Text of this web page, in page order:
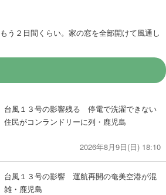
う２日間くらい。家の窓を全部開けて風通し
台風１３号の影響残る 停電で洗濯できない
住民がコンランドリーに列・鹿児島
2026年8月9日(日) 18:10
台風１３号の影響 運航再開の奄美空港が混
雑・鹿児島